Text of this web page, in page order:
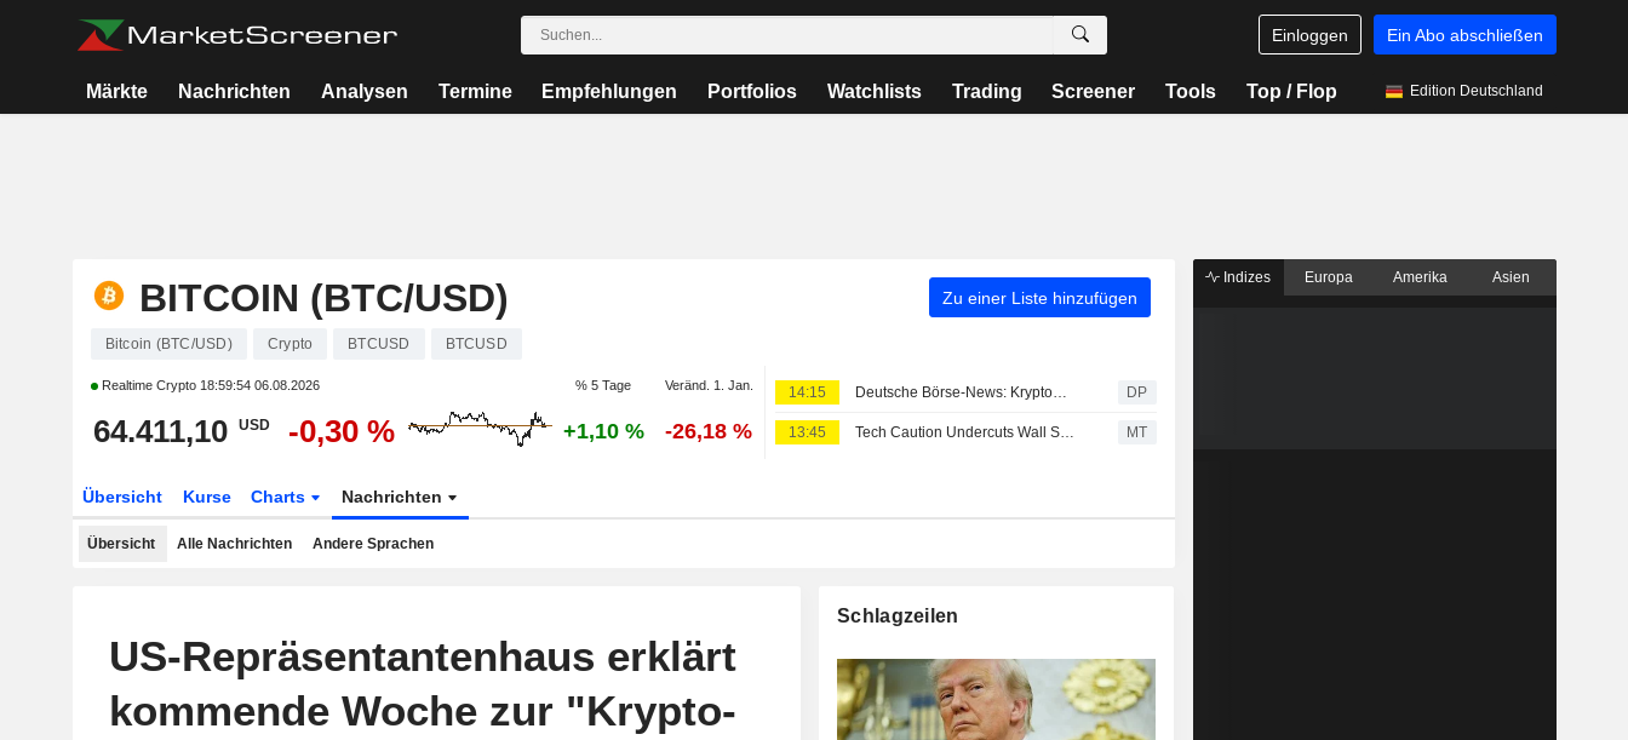
Einloggen Ein Abo abschließen
Märkte Nachrichten Analysen Termine Empfehlungen Portfolios Watchlists Trading Screener Tools Top / Flop Edition Deutschland
BITCOIN (BTC/USD) Zu einer Liste hinzufügen
Bitcoin (BTC/USD) Crypto BTCUSD BTCUSD
Realtime Crypto 18:59:54 06.08.2026 % 5 Tage Veränd. 1. Jan.
64.411,10 USD -0,30 % +1,10 % -26,18 %
14:15 Deutsche Börse-News: Kryptowährungen: "Schwieriges Umfeld" DP
13:45 Tech Caution Undercuts Wall Street Pre-Bell; Asia Mixed, Europe Up MT
Übersicht Kurse Charts Nachrichten
Übersicht Alle Nachrichten Andere Sprachen
US-Repräsentantenhaus erklärt
kommende Woche zur "Krypto-
Schlagzeilen
Indizes Europa Amerika Asien